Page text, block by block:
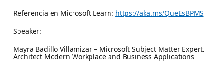
Referencia en Microsoft Learn: https://aka.ms/QueEsBPMS
Speaker:
Mayra Badillo Villamizar – Microsoft Subject Matter Expert,
Architect Modern Workplace and Business Applications